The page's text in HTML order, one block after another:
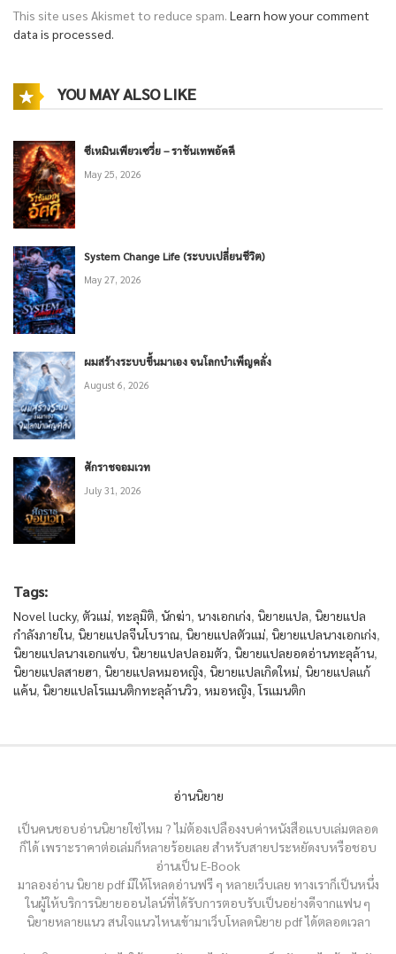
This site uses Akismet to reduce spam. Learn how your comment
data is processed.
YOU MAY ALSO LIKE
ซีเหมินเพียวเซวี่ย – ราชันเทพอัคคี
May 25, 2026
System Change Life (ระบบเปลี่ยนชีวิต)
May 27, 2026
ผมสร้างระบบขึ้นมาเอง จนโลกบำเพ็ญคลั่ง
August 6, 2026
ศักราชจอมเวท
July 31, 2026
Tags:
Novel lucky, ตัวแม่, ทะลุมิติ, นักฆ่า, นางเอกเก่ง, นิยายแปล, นิยายแปล
กำลังภายใน, นิยายแปลจีนโบราณ, นิยายแปลตัวแม่, นิยายแปลนางเอกเก่ง,
นิยายแปลนางเอกแซ่บ, นิยายแปลปลอมตัว, นิยายแปลยอดอ่านทะลุล้าน,
นิยายแปลสายฮา, นิยายแปลหมอหญิง, นิยายแปลเกิดใหม่, นิยายแปลแก้
แค้น, นิยายแปลโรแมนติกทะลุล้านวิว, หมอหญิง,โรแมนติก
อ่านนิยาย
เป็นคนชอบอ่านนิยายใช่ไหม ? ไม่ต้องเปลืองงบค่าหนังสือแบบเล่มตลอด
ก็ได้ เพราะราคาต่อเล่มก็หลายร้อยเลย สำหรับสายประหยัดงบหรือชอบ
อ่านเป็น E-Book
มาลองอ่าน นิยาย pdf มีให้โหลดอ่านฟรี ๆ หลายเว็บเลย ทางเราก็เป็นหนึ่ง
ในผู้ให้บริการนิยายออนไลน์ที่ได้รับการตอบรับเป็นอย่างดีจากแฟน ๆ
นิยายหลายแนว สนใจแนวไหนเข้ามาเว็บโหลดนิยาย pdf ได้ตลอดเวลา